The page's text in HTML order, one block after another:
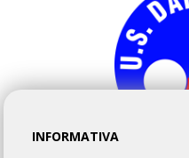
INFORMATIVA